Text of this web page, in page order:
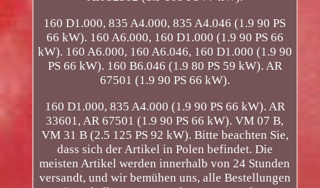
160 D1.000, 835 A4.000, 835 A4.046 (1.9 90 PS
66 kW). 160 A6.000, 160 D1.000 (1.9 90 PS 66
kW). 160 A6.000, 160 A6.046, 160 D1.000 (1.9 90
PS 66 kW). 160 B6.046 (1.9 80 PS 59 kW). AR
67501 (1.9 90 PS 66 kW).
160 D1.000, 835 A4.000 (1.9 90 PS 66 kW). AR
33601, AR 67501 (1.9 90 PS 66 kW). VM 07 B,
VM 31 B (2.5 125 PS 92 kW). Bitte beachten Sie,
dass sich der Artikel in Polen befindet. Die
meisten Artikel werden innerhalb von 24 Stunden
versandt, und wir bemühen uns, alle Bestellungen